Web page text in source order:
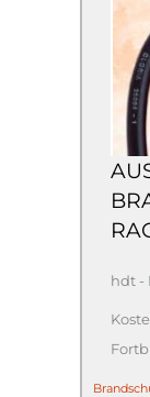
hdt -